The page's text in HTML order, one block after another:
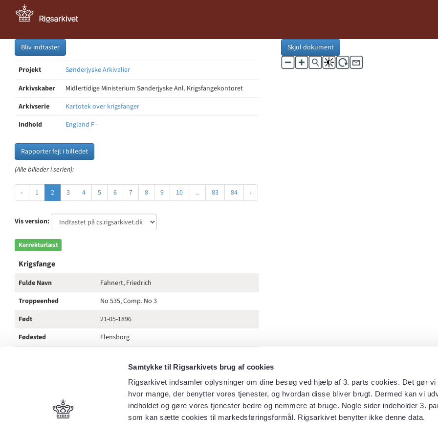
Samtykke til Rigsarkivets brug af cookies
Rigsarkivet indsamler oplysninger om dine besøg ved hjælp af 3. parts cookies. Det gør vi
hvor mange, der benytter vores tjenester, og hvordan disse bliver brugt. Dermed kan vi
indholdet og gøre vores tjenester bedre og nemmere at bruge. Nogle sider indeholder 3.
som kan sætte cookies til markedsføringsformål. Rigsarkivet benytter ikke denne data.
Bliv indtaster
Projekt
Sønderjyske Arkivalier
Arkivskaber
Midlertidige Ministerium Sønderjyske Anl. Krigsfangekontoret
Arkivserie
Kartotek over krigsfanger
Indhold
England F -
Rapporter fejl i billedet
(Alle billeder i serien):
‹ 1 2 3 4 5 6 7 8 9 10 ... 83 84 ›
Vis version:
Korrekturlæst
Krigsfange
Fulde Navn
Fahnert, Friedrich
Troppeenhed
No 535, Comp. No 3
Født
21-05-1896
Fødested
Flensborg
POW Comp in France c/o GPO London. Engelsk fange,
Frankrig Over Nyborg eller Kalundborg
Næste billede »
Skjul dokument